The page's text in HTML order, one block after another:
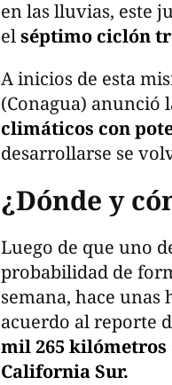
en las lluvias, este
elséptimo ciclón
A inicios de esta
(Conagua) anunció
climáticos con
desarrollarse se
¿Dónde y
Luego de que uno
probabilidad de
semana, hace unas
acuerdo al reporte
mil 265 kilómetros
California Sur.